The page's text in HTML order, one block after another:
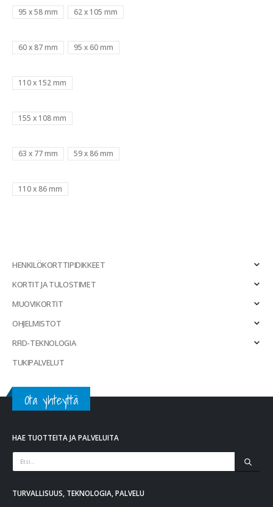
95 x 58 mm 62 x 105 mm
60 x 87 mm 95 x 60 mm
110 x 152 mm
155 x 108 mm
63 x 77 mm 59 x 86 mm
110 x 86 mm
HENKILÖKORTTIPIDIKKEET
KORTIT JA TULOSTIMET
MUOVIKORTIT
OHJELMISTOT
RFID-TEKNOLOGIA
TUKIPALVELUT
Ota yhteyttä
HAE TUOTTEITA JA PALVELUITA
TURVALLISUUS, TEKNOLOGIA, PALVELU